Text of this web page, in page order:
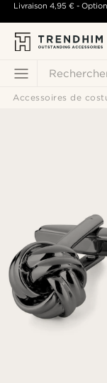
Livraison 4,95 €-
Accessoires de